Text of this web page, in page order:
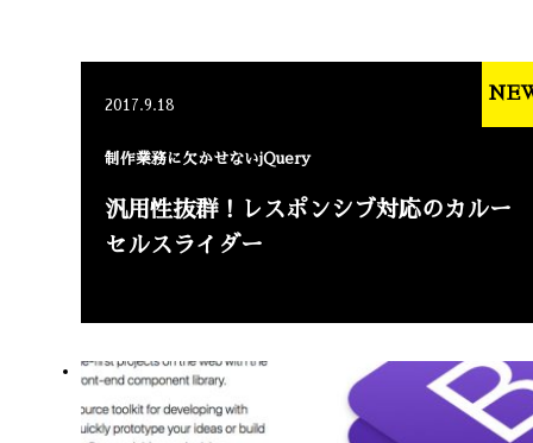
2017.9.18
制作業務に欠かせないjQuery
汎用性抜群！レスポンシブ対応のカルー
セルスライダー